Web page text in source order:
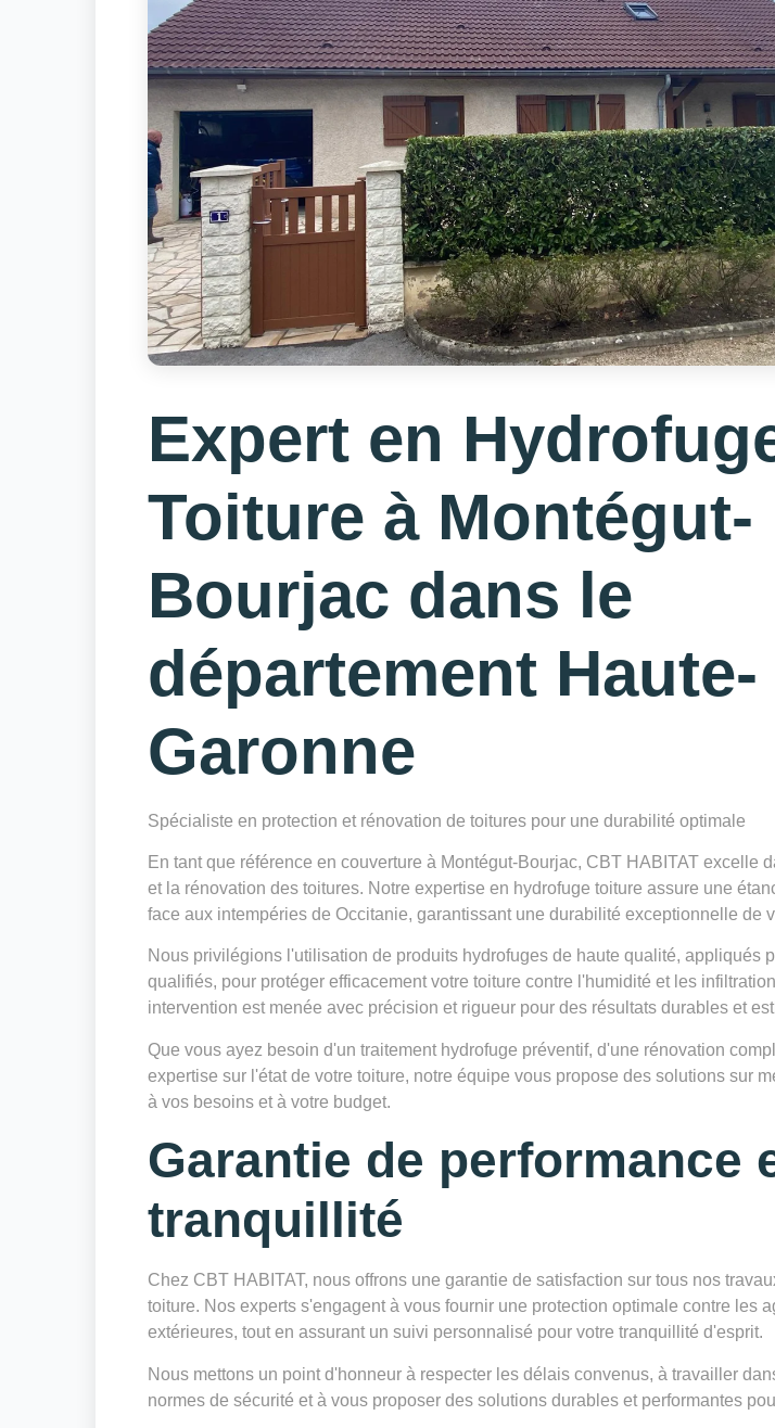
Expert en
Toiture à Montégut-
Bourjac dans le
département Haute-
Garonne
Spécialiste en protection et rénovation de toitures pour une durabilité optimale
En tant que référence en couverture à Montégut-Bourjac, CBT HABITAT excelle
et la rénovation des toitures. Notre expertise en hydrofuge toiture assure une
face aux intempéries de Occitanie, garantissant une durabilité exceptionnelle de
Nous privilégions l'utilisation de produits hydrofuges de haute qualité, appliqués
qualifiés, pour protéger efficacement votre toiture contre l'humidité et les
intervention est menée avec précision et rigueur pour des résultats durables et
Que vous ayez besoin d'un traitement hydrofuge préventif, d'une rénovation
expertise sur l'état de votre toiture, notre équipe vous propose des solutions sur
à vos besoins et à votre budget.
Garantie de performance
tranquillité
Chez CBT HABITAT, nous offrons une garantie de satisfaction sur tous nos
toiture. Nos experts s'engagent à vous fournir une protection optimale contre les
extérieures, tout en assurant un suivi personnalisé pour votre tranquillité d'esprit.
Nous mettons un point d'honneur à respecter les délais convenus, à travailler
normes de sécurité et à vous proposer des solutions durables et performantes